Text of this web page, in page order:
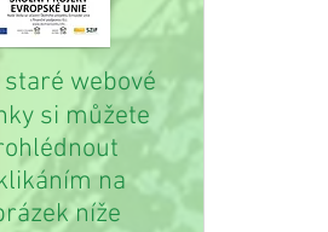
staré webové
si můžete
na
níže